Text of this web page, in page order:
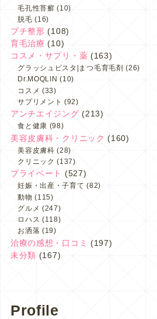
毛孔性苔癬 (10)
脱毛 (16)
プチ整形 (108)
育毛治療 (10)
コスメ・サプリ・薬 (163)
グラッシュビスタ|まつ毛育毛剤 (26)
Dr.MOQLIN (10)
コスメ (33)
サプリメント (92)
アンチエイジング (213)
食と健康 (98)
美容皮膚科・クリニック (160)
美容皮膚科 (28)
クリニック (137)
プライベート (527)
妊娠・出産・子育て (82)
動物 (115)
グルメ (247)
ロハス (118)
お洒落 (19)
治療の感想・口コミ
(197)
未分類 (167)
Profile